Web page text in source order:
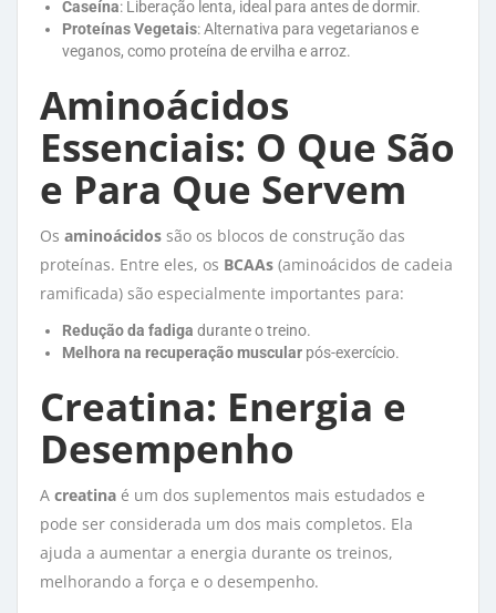
Caseína: Liberação lenta, ideal para antes de dormir.
Proteínas Vegetais: Alternativa para vegetarianos e
veganos, como proteína de ervilha e arroz.
Aminoácidos
Essenciais: O Que São
e Para Que Servem
Os aminoácidos são os blocos de construção das
proteínas. Entre eles, os BCAAs (aminoácidos de cadeia
ramificada) são especialmente importantes para:
Redução da fadiga durante o treino.
Melhora na recuperação muscular pós-exercício.
Creatina: Energia e
Desempenho
A creatina é um dos suplementos mais estudados e
pode ser considerada um dos mais completos. Ela
ajuda a aumentar a energia durante os treinos,
melhorando a força e o desempenho.